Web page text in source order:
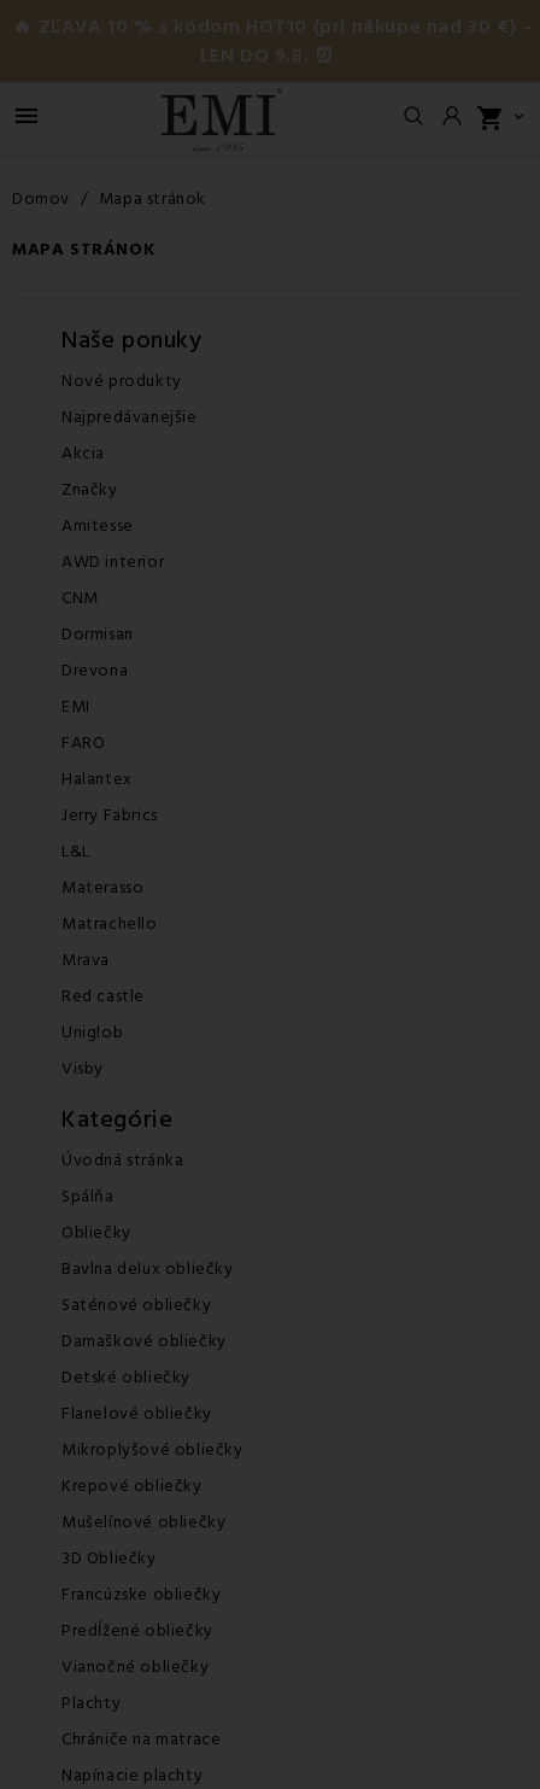
🔥 ZĽAVA 10 % s kódom HOT10 (pri nákupe nad 30 €) –
LEN DO 9.8. ⏰
 shopping_cart 
Domov Mapa stránok
MAPA STRÁNOK
Naše ponuky
Nové produkty
Najpredávanejšie
Akcia
Značky
Amitesse
AWD interior
CNM
Dormisan
Drevona
EMI
FARO
Halantex
Jerry Fabrics
L&L
Materasso
Matrachello
Mrava
Red castle
Uniglob
Visby
Kategórie
Úvodná stránka
Spálňa
Obliečky
Bavlna delux obliečky
Saténové obliečky
Damaškové obliečky
Detské obliečky
Flanelové obliečky
Mikroplyšové obliečky
Krepové obliečky
Mušelínové obliečky
3D Obliečky
Francúzske obliečky
Predĺžené obliečky
Vianočné obliečky
Plachty
Chrániče na matrace
Napínacie plachty